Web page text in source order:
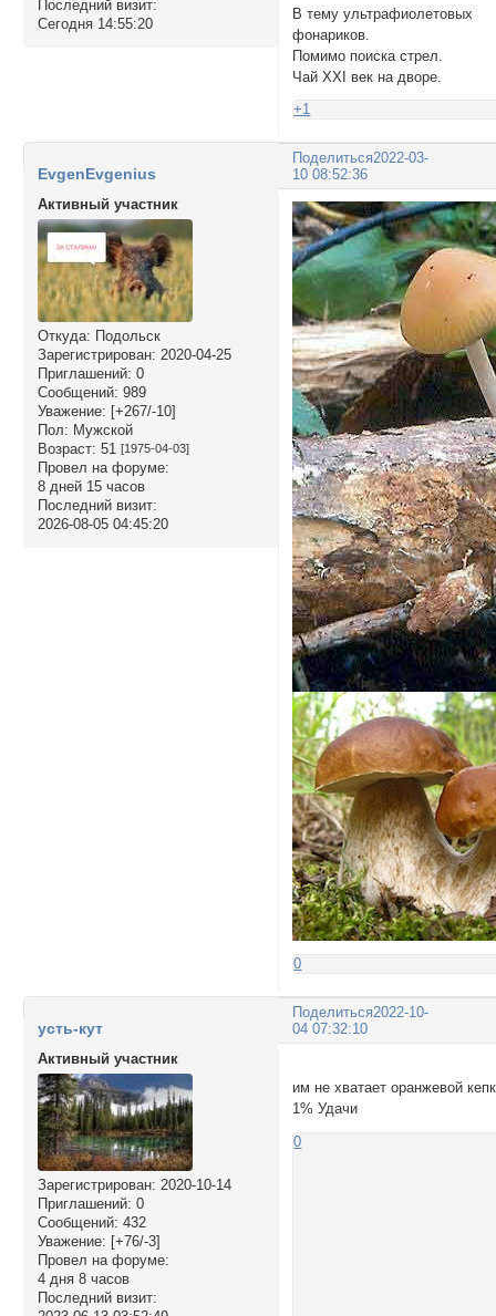
Последний визит:
Сегодня 14:55:20
В тему ультрафиолетовых
фонариков.
Помимо поиска стрел.
Чай ХХI век на дворе.
+1
Поделиться2022-03-
10 08:52:36
EvgenEvgenius
Активный участник
Откуда: Подольск
Зарегистрирован: 2020-04-25
Приглашений: 0
Сообщений: 989
Уважение: [+267/-10]
Пол: Мужской
Возраст: 51 [1975-04-03]
Провел на форуме:
8 дней 15 часов
Последний визит:
2026-08-05 04:45:20
0
Поделиться2022-10-
04 07:32:10
усть-кут
Активный участник
Зарегистрирован: 2020-10-14
Приглашений: 0
Сообщений: 432
Уважение: [+76/-3]
Провел на форуме:
4 дня 8 часов
Последний визит:
им не хватает оранжевой
1% Удачи
0